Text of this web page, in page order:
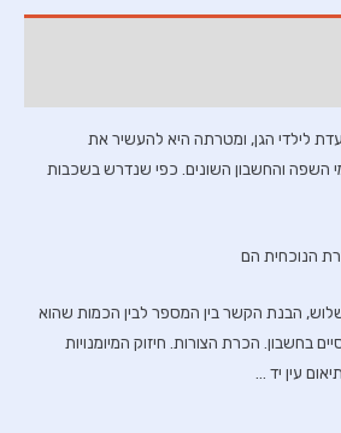
לילדי הגן, ומטרתה היא להעשיר את
השפה והחשבון השונים. כפי שנדרש בשכבות
הנוכחית הם
הבנת הקשר בין המספר לבין הכמות שהוא
בחשבון. הכרת הצורות. חיזוק המיומנויות
עין יד …